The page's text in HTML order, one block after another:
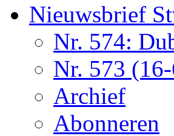
Nieuwsbrief
Nr. 574:
Nr. 573
Archief
Abonneren